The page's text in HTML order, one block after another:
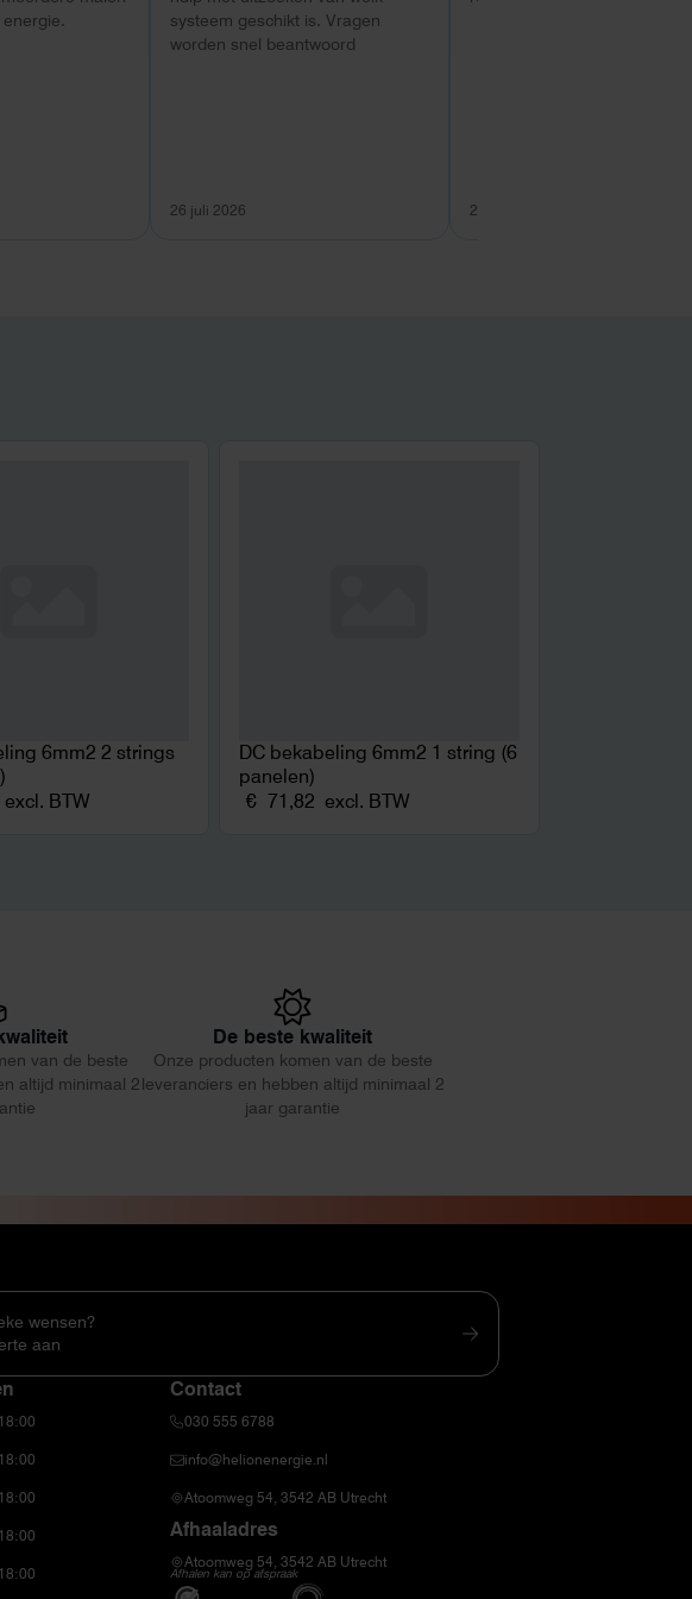
systeem geschikt is. Vragen
worden snel beantwoord
26 juli 2026 26 juli 2026
6mm2 2 strings
excl. BTW
DC bekabeling 6mm2 1 string (6
panelen)
€ 71,82 excl. BTW
van de beste
altijd minimaal 2
De beste kwaliteit
Onze producten komen van de beste
leveranciers en hebben altijd minimaal 2
jaar garantie
wensen?
aan
Contact
030 555 6788
info@helionenergie.nl
Atoomweg 54, 3542 AB Utrecht
Afhaaladres
Atoomweg 54, 3542 AB Utrecht
Afhalen kan op afspraak